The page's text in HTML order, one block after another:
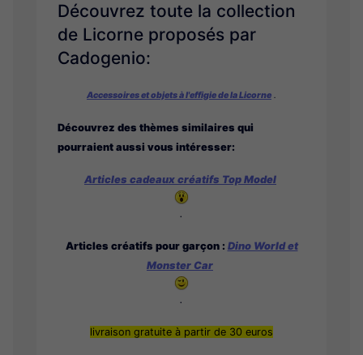
Découvrez toute la collection
de Licorne proposés par
Cadogenio:
Accessoires et objets à l'effigie de la Licorne .
Découvrez des thèmes similaires qui
pourraient aussi vous intéresser:
Articles cadeaux créatifs Top Model
.
Articles créatifs pour garçon : Dino World et
Monster Car
.
livraison gratuite à partir de 30 euros